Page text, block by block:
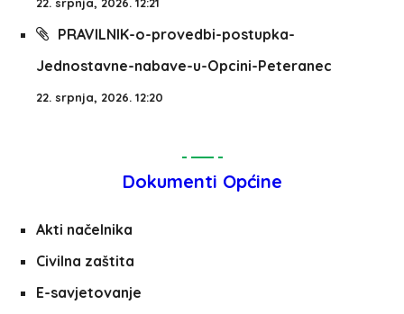
PRAVILNIK-o-provedbi-postupka-
Jednostavne-nabave-u-Opcini-Peteranec
22. srpnja, 2026. 12:20
Dokumenti Općine
Akti načelnika
Civilna zaštita
E-savjetovanje